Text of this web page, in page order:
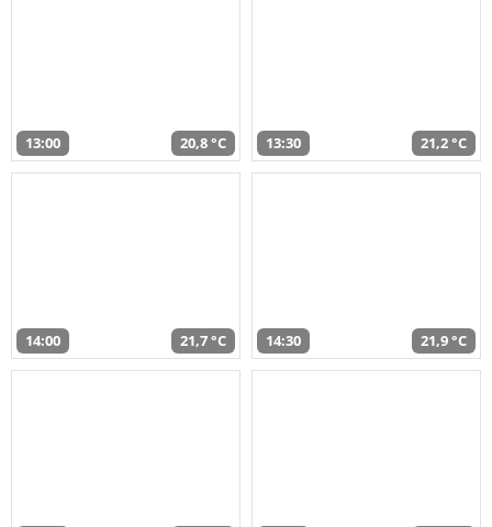
13:00 20,8 °C 13:30 21,2 °C
14:00 21,7 °C 14:30 21,9 °C